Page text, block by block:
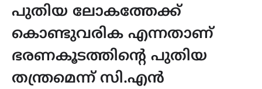
പുതിയ ലോകത്തേക്ക്
കൊണ്ടുവരിക എന്നതാണ്
ഭരണകൂടത്തിന്‍റെ പുതിയ
തന്ത്രമെന്ന് സി.എൻ